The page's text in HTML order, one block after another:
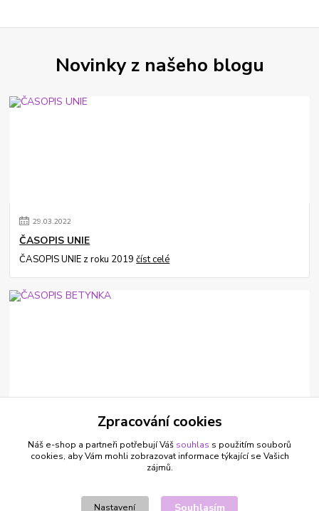
Novinky z našeho blogu
29.03.2022
ČASOPIS UNIE
ČASOPIS UNIE z roku 2019číst celé
ČASOPIS BETYNKA z roku 2012číst celé
Zobrazit všechny články
Zpracování cookies
Náš e-shop a partneři potřebují Váš souhlas s použitím souborů
cookies, aby Vám mohli zobrazovat informace týkající se Vašich
zájmů.
Nastavení Souhlasím